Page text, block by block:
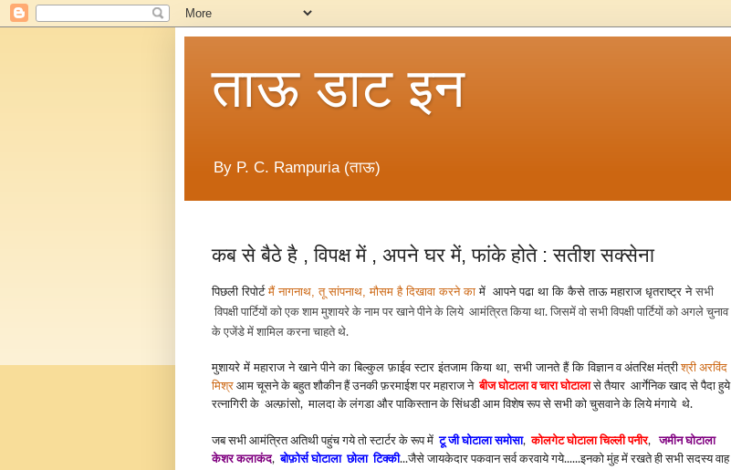
ताऊ डाट इन
By P. C. Rampuria (ताऊ)
कब से बैठे है , विपक्ष में , अपने घर में, फांके होते : सतीश सक्सेना
पिछली रिपोर्टमैं नागनाथ, तू सांपनाथ, मौसम है दिखावा करने का में आपने पढा था कि कैसे ताऊ महाराज धृतराष्ट्र ने सभी
विपक्षी पार्टियों को एक शाम मुशायरे के नाम पर खाने पीने के लिये आमंत्रित किया था. जिसमें वो सभी विपक्षी पार्टियों को अगले चुनाव
के एजेंडे में शामिल करना चाहते थे.
मुशायरे में महाराज ने खाने पीने का बिल्कुल फ़ाईव स्टार इंतजाम किया था, सभी जानते हैं किविज्ञान व अंतरिक्ष मंत्रीश्री अरविंद
मिश्र आम चूसने के बहुत शौकीन हैं उनकी फ़रमाईश पर महाराज नेबीज घोटाला व चारा घोटालासे तैयार आर्गेनिक खाद से पैदा हुये
रत्नागिरी के अल्फ़ांसो, मालदा के लंगडा और पाकिस्तान के सिंधडी आम विशेष रूप से सभी को चुसवाने के लिये मंगाये थे.
जब सभी आमंत्रित अतिथी पहुंच गये तो स्टार्टर के रूप मेंटू जी घोटाला समोसा,कोलगेट घोटाला चिल्ली पनीर,जमीन घोटाला
केशर कलाकंद,बोफ़ोर्स घोटाला छोला टिक्की...जैसे जायकेदार पकवान सर्व करवाये गये......इनको मुंह में रखते ही सभी सदस्य वाह